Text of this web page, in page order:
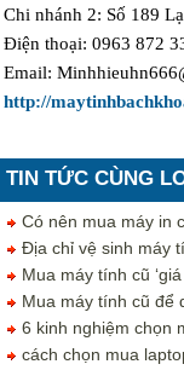
Chi nhánh 2: Số 189
Điện thoại: 0963 872
Email:
http://
TIN TỨC CÙNG
Có nên mua máy in
Địa chỉ vệ sinh máy
Mua máy tính cũ
Mua máy tính cũ để
6 kinh nghiệm chọn
cách chọn mua